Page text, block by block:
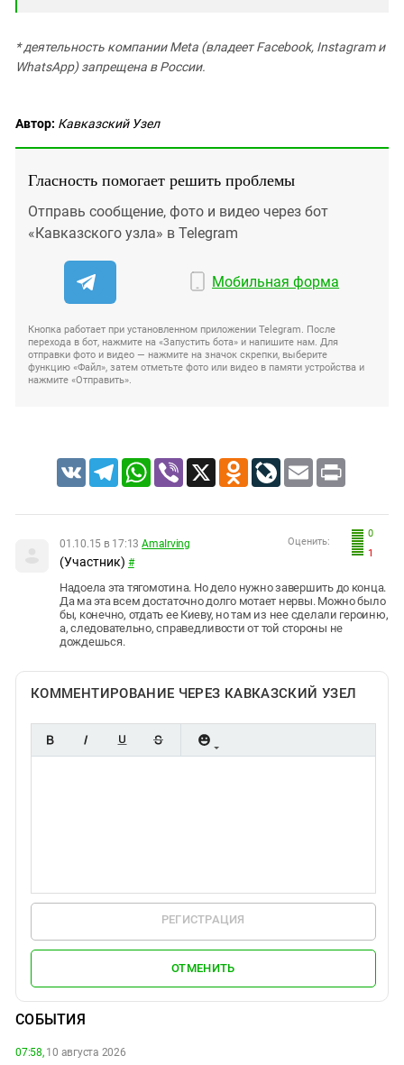
* деятельность компании Meta (владеет Facebook, Instagram и
WhatsApp) запрещена в России.
Автор: Кавказский Узел
Гласность помогает решить проблемы
Отправь сообщение, фото и видео через бот
«Кавказского узла» в Telegram
Мобильная форма
Кнопка работает при установленном приложении Telegram. После
перехода в бот, нажмите на «Запустить бота» и напишите нам. Для
отправки фото и видео — нажмите на значок скрепки, выберите
функцию «Файл», затем отметьте фото или видео в памяти устройства и
нажмите «Отправить».
VK TelegramWhatsApp
Viber X Odnoklassniki
LiveJournal
Email Print
0
1
Оценить:
01.10.15 в 17:13 AmaIrving
(Участник) #
Надоела эта тягомотина. Но дело нужно завершить до конца.
Да ма эта всем достаточно долго мотает нервы. Можно было
бы, конечно, отдать ее Киеву, но там из нее сделали героиню,
а, следовательно, справедливости от той стороны не
дождешься.
КОММЕНТИРОВАНИЕ ЧЕРЕЗ КАВКАЗСКИЙ УЗЕЛ
РЕГИСТРАЦИЯ
ОТМЕНИТЬ
СОБЫТИЯ
07:58,10 августа 2026